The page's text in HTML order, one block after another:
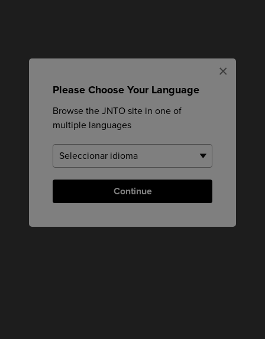
Please Choose Your Language
Browse the JNTO site in one of
multiple languages
Continue
×